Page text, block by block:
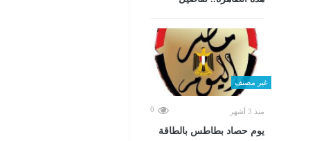
غير مصنف
منذ 3 أشهر 0
يوم حصاد بطاطس بالطاقة